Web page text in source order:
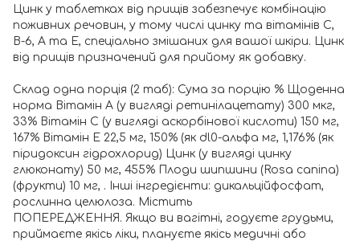
Цинк у таблетках від прищів забезпечує комбінацію
поживних речовин, у тому числі цинку та вітамінів С,
В-6, А та Е, спеціально змішаних для вашої шкіри. Цинк
від прищів призначений для прийому як добавку.
Склад одна порція (2 таб): Сума за порцію % Щоденна
норма Вітамін А (у вигляді ретинілацетату) 300 мкг,
33% Вітамін С (у вигляді аскорбінової кислоти) 150 мг,
167% Вітамін Е 22,5 мг, 150% (як dl0-альфа мг, 1,176% (як
піридоксин гідрохлорид) Цинк (у вигляді цинку
глюконату) 50 мг, 455% Плоди шипшини (Rosa canina)
(фрукти) 10 мг, . Інші інгредієнти: дикальційфосфат,
рослинна целюлоза. Містить
ПОПЕРЕДЖЕННЯ. Якщо ви вагітні, годуєте грудьми,
приймаєте якісь ліки, плануєте якісь медичні або